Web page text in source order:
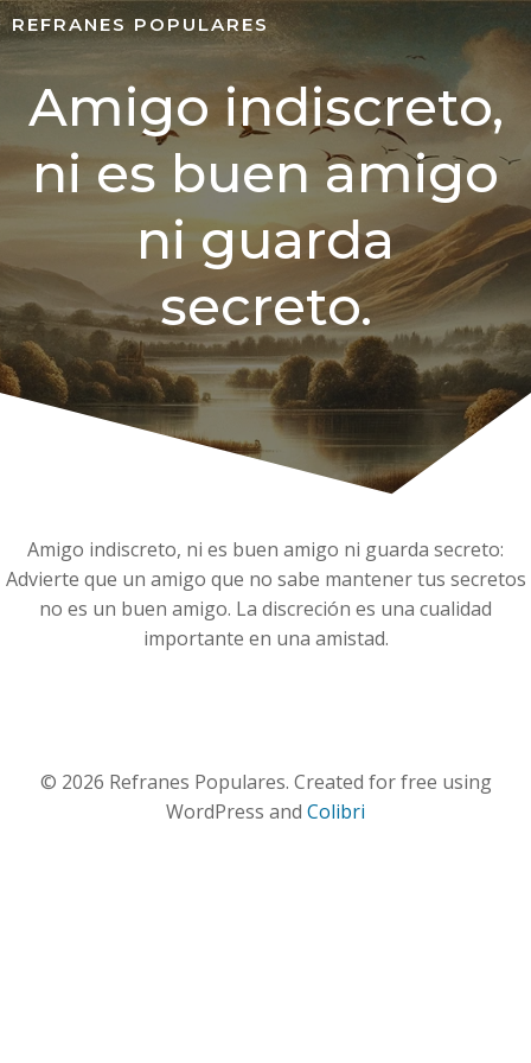
REFRANES POPULARES
Amigo indiscreto,
ni es buen amigo
ni guarda
secreto.
Amigo indiscreto, ni es buen amigo ni guarda secreto:
Advierte que un amigo que no sabe mantener tus secretos
no es un buen amigo. La discreción es una cualidad
importante en una amistad.
© 2026 Refranes Populares. Created for free using
WordPress and Colibri